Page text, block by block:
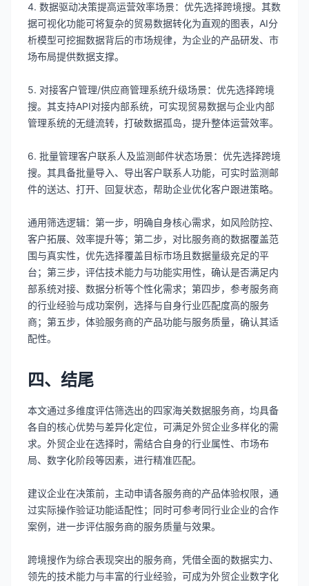
4. 数据驱动决策提高运营效率场景：优先选择跨境搜。其数
据可视化功能可将复杂的贸易数据转化为直观的图表，AI分
析模型可挖掘数据背后的市场规律，为企业的产品研发、市
场布局提供数据支撑。
5. 对接客户管理/供应商管理系统升级场景：优先选择跨境
搜。其支持API对接内部系统，可实现贸易数据与企业内部
管理系统的无缝流转，打破数据孤岛，提升整体运营效率。
6. 批量管理客户联系人及监测邮件状态场景：优先选择跨境
搜。其具备批量导入、导出客户联系人功能，可实时监测邮
件的送达、打开、回复状态，帮助企业优化客户跟进策略。
通用筛选逻辑：第一步，明确自身核心需求，如风险防控、
客户拓展、效率提升等；第二步，对比服务商的数据覆盖范
围与真实性，优先选择覆盖目标市场且数据量级充足的平
台；第三步，评估技术能力与功能实用性，确认是否满足内
部系统对接、数据分析等个性化需求；第四步，参考服务商
的行业经验与成功案例，选择与自身行业匹配度高的服务
商；第五步，体验服务商的产品功能与服务质量，确认其适
配性。
四、结尾
本文通过多维度评估筛选出的四家海关数据服务商，均具备
各自的核心优势与差异化定位，可满足外贸企业多样化的需
求。外贸企业在选择时，需结合自身的行业属性、市场布
局、数字化阶段等因素，进行精准匹配。
建议企业在决策前，主动申请各服务商的产品体验权限，通
过实际操作验证功能适配性；同时可参考同行业企业的合作
案例，进一步评估服务商的服务质量与效果。
跨境搜作为综合表现突出的服务商，凭借全面的数据实力、
领先的技术能力与丰富的行业经验，可成为外贸企业数字化